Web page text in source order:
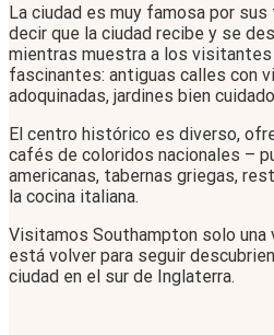
La ciudad es muy famosa por
decir que la ciudad recibe y se
mientras muestra a los
fascinantes: antiguas calles con
adoquinadas, jardines bien
El centro histórico es diverso,
cafés de coloridos nacionales –
americanas, tabernas griegas,
la cocina italiana.
Visitamos Southampton solo una
está volver para seguir
ciudad en el sur de Inglaterra.